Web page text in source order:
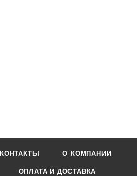
КОНТАКТЫ О КОМПАНИИ
ОПЛАТА И ДОСТАВКА